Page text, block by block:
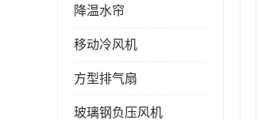
降温水帘
移动冷风机
方型排气扇
玻璃钢负压风机